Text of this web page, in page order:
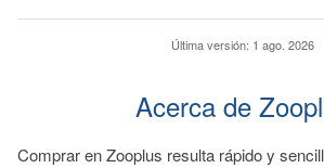
Última versión: 1 ago. 2026
Acerca de
Comprar en Zooplus resulta rápido y